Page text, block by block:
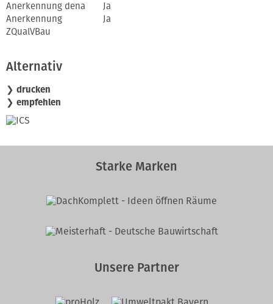
Anerkennung dena
Ja
Anerkennung
ZQualVBau
Ja
Alternativ
❯ drucken
❯ empfehlen
Starke Marken
Unsere Partner